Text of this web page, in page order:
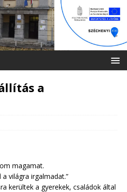
a
magamat.
világra irgalmadat.”
kerültek a gyerekek, családok által